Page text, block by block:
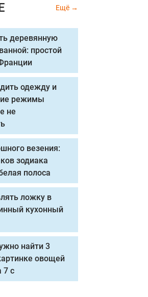
Ещё
деревянную
простой
одежду и
режимы
не
везения:
зодиака
полоса
ложку в
кухонный
найти 3
овощей
7 с